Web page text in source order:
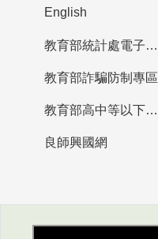
English
教育部統計處電子書櫃
教育部詐騙防制專區
教育部高中等以下學校及幼兒園教師資格檢定考試
良師興國網